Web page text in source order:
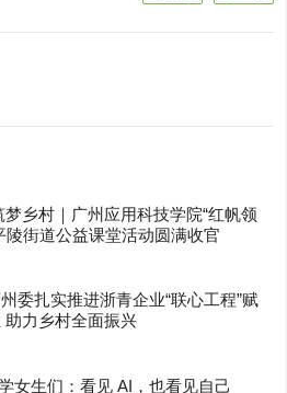
乡村｜广州应用科技学院“红帆领
陵街道公益课堂活动圆满收官
委扎实推进浙青企业“联心工程”赋
助力乡村全面振兴
女生们：看见 AI，也看见自己